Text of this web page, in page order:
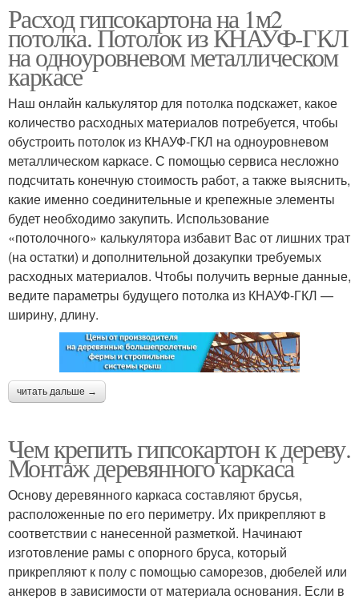
Расход гипсокартона на 1м2
потолка. Потолок из КНАУФ-ГКЛ
на одноуровневом металлическом
каркасе
Наш онлайн калькулятор для потолка подскажет, какое
количество расходных материалов потребуется, чтобы
обустроить потолок из КНАУФ-ГКЛ на одноуровневом
металлическом каркасе. С помощью сервиса несложно
подсчитать конечную стоимость работ, а также выяснить,
какие именно соединительные и крепежные элементы
будет необходимо закупить. Использование
«потолочного» калькулятора избавит Вас от лишних трат
(на остатки) и дополнительной дозакупки требуемых
расходных материалов. Чтобы получить верные данные,
ведите параметры будущего потолка из КНАУФ-ГКЛ —
ширину, длину.
читать дальше →
Чем крепить гипсокартон к дереву.
Монтаж деревянного каркаса
Основу деревянного каркаса составляют брусья,
расположенные по его периметру. Их прикрепляют в
соответствии с нанесенной разметкой. Начинают
изготовление рамы с опорного бруса, который
прикрепляют к полу с помощью саморезов, дюбелей или
анкеров в зависимости от материала основания. Если в